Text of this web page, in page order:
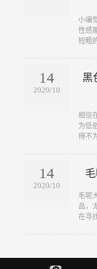
小编
性感
短粗
14
2020/10
黑
相信
为低
得不
14
2020/10
毛呢
品，
在寻